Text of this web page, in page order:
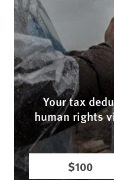
Your tax
human rights
$100